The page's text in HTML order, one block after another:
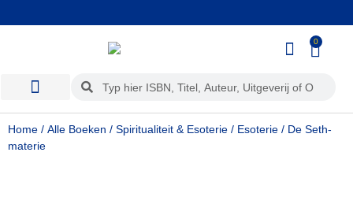
Wij kopen ook uw boeken in! 0
Home / Alle Boeken / Spiritualiteit & Esoterie / Esoterie / De Seth-
materie